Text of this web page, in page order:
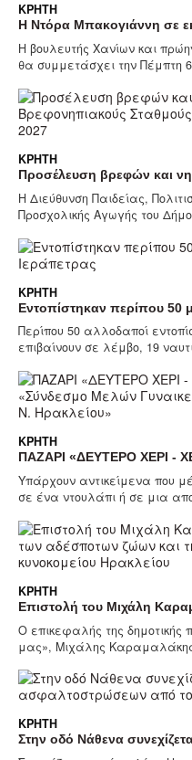
ΚΡΉΤΗ
Η Ντόρα Μπακογιάννη σε
Η βουλευτής Χανίων και
θα συμμετάσχει την Πέμπτη
ΚΡΉΤΗ
Προσέλευση βρεφών και
Η Διεύθυνση Παιδείας,
Προσχολικής Αγωγής του
ΚΡΉΤΗ
Εντοπίστηκαν περίπου 50
Περίπου 50 αλλοδαποί
επιβαίνουν σε λέμβο, 19
ΚΡΉΤΗ
ΠΑΖΑΡΙ «ΔΕΥΤΕΡΟ ΧΕΡΙ -
Υπάρχουν αντικείμενα που
σε ένα ντουλάπι ή σε μια
ΚΡΉΤΗ
Επιστολή του Μιχάλη
Ο επικεφαλής της
μας», Μιχάλης
ΚΡΉΤΗ
Στην οδό Νάθενα